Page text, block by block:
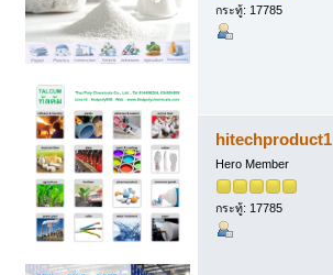
กระทู้: 17785
hitechproduct1
Hero Member
กระทู้: 17785